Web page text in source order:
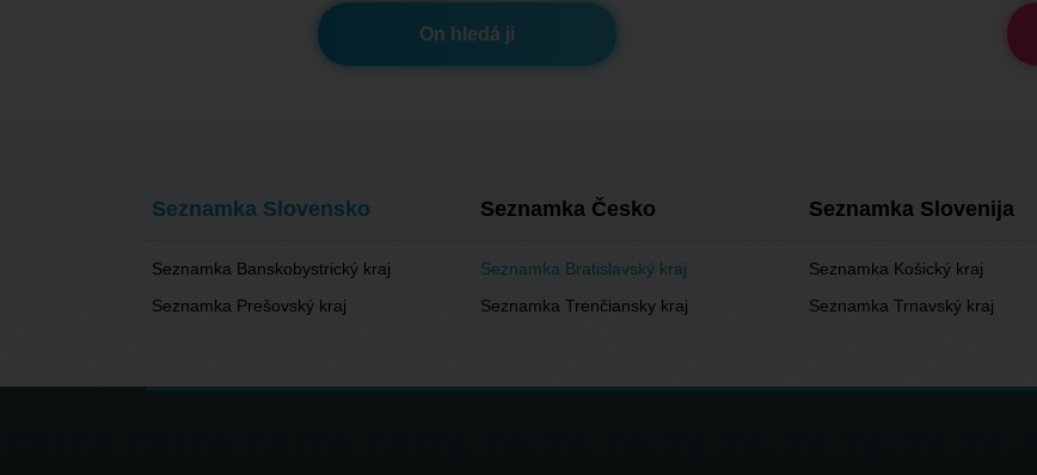
On hledá ji
Seznamka Slovensko Seznamka Česko Seznamka Slovenija
Seznamka Banskobystrický kraj Seznamka Bratislavský kraj Seznamka Košický kraj
Seznamka Prešovský kraj
Seznamka Trenčiansky kraj Seznamka Trnavský kraj